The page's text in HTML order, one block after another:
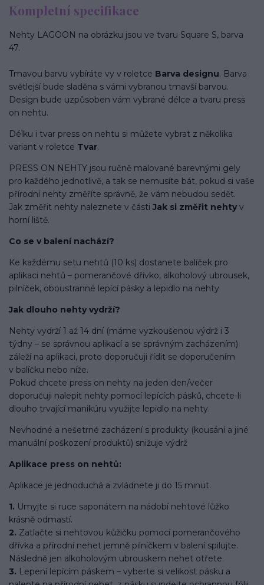
Kompletní specifikace
Nehty LAGOON na obrázku jsou ve tvaru Square S, barva
47.
Tmavou barvu vybíráte vy v roletce Barva designu. Barva
světlejší bude sladěna s vámi vybranou tmavší barvou.
Design bude uzpůsoben vám vybrané délce a tvaru press
on nehtu.
Délku i tvar press on nehtu si můžete vybrat z několika
variant v roletce Tvar.
PRESS ON NEHTY jsou ručně malované barevnými gely
pro každého jednotlivě, a tak se nemusíte bát, pokud si vaše
přírodní nehty změříte správně, že vám nebudou sedět.
Jak změřit nehty naleznete v části Jak si změřit nehty v
horní liště.
Co se v balení nachází?
Ke každému setu nehtů (10 ks) dostanete balíček pro
aplikaci nehtů – pomerančové dřívko, alkoholový ubrousek,
pilníček, oboustranné lepící pásky a lepidlo na nehty
Jak dlouho nehty vydrží?
Nehty vydrží 1 až 14 dní (máme vyzkoušenou výdrž i 3
týdny – se správnou aplikací a se správným zacházením)
záleží na aplikaci, proto doporučuji řídit se doporučením
v balíčku nebo níže.
Pokud chcete press on nehty na jeden den/večer
doporučuji nalepit nehty pomocí lepících pásků, chcete-li
dlouho trvající manikúru využijte lepidlo na nehty.
Nevhodné a nešetrné zacházení s produkty (kousání a jiné
manuální poškození produktů) snižuje výdrž
Aplikace press on nehtů:
Aplikace je jednoduchá a zvládnete ji do 15 minut.
1. Umyjte si ruce saponátem na nádobí nehtové lůžko
krásně odmastí.
2. Zatlačte si nehtovou kůžičku pomocí pomerančového
dřívka a přírodní nehet jemně pilníčkem v balení spilujte.
Následně jen alkoholovým ubrouskem nehet otřete.
3. Lepení lepícím páskem – vyberte si velikost pásku a